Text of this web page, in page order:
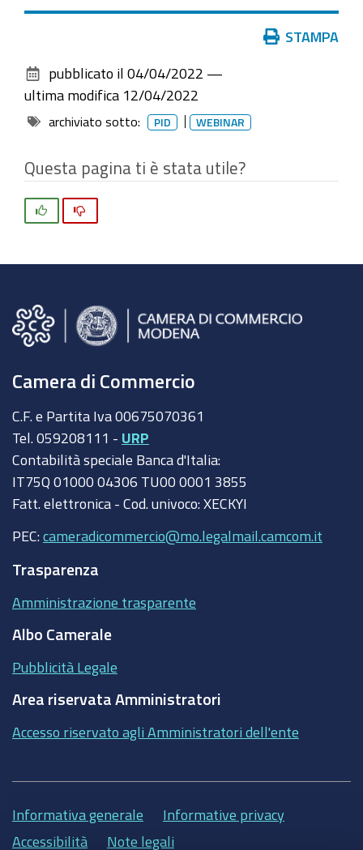
Romagna,
con
Uniontrasporti
documento
STAMPA
pubblicato il 04/04/2022 —
ultima modifica 12/04/2022
archiviato sotto: PID WEBINAR
Questa pagina ti è stata utile?
Camera di Commercio
C.F. e Partita Iva 00675070361
Tel. 059208111 - URP
Contabilità speciale Banca d'Italia:
IT75Q 01000 04306 TU00 0001 3855
Fatt. elettronica - Cod. univoco: XECKYI
PEC: cameradicommercio@mo.legalmail.camcom.it
Trasparenza
Amministrazione trasparente
Albo Camerale
Pubblicità Legale
Area riservata Amministratori
Accesso riservato agli Amministratori dell'ente
Informativa generale
Informative privacy
Accessibilità
Note legali